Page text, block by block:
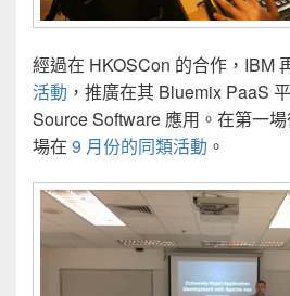
經過在 HKOSCon 的合作，IBM
活動 ，推廣在其 Bluemix PaaS
Source Software 應用。在第一
場在 9 月份的同類活動 。